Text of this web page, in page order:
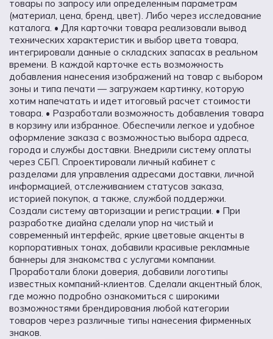
товары по запросу или определенным параметрам
(материал, цена, бренд, цвет). Либо через исследование
каталога. • Для карточки товара реализовали вывод
технических характеристик и выбор цвета товара,
интегрировали данные о складских запасах в реальном
времени. В каждой карточке есть возможность
добавления нанесения изображений на товар с выбором
зоны и типа печати — загружаем картинку, которую
хотим напечатать и идет итоговый расчет стоимости
товара. • Разработали возможность добавления товара
в корзину или избранное. Обеспечили легкое и удобное
оформление заказа с возможностью выбора адреса,
города и службы доставки. Внедрили систему оплаты
через СБП. Спроектировали личный кабинет с
разделами для управления адресами доставки, личной
информацией, отслеживанием статусов заказа,
историей покупок, а также, службой поддержки.
Создали систему авторизации и регистрации. • При
разработке диайна сделали упор на чистый и
современный интерфейс, яркие цветовые акценты в
корпоративных тонах, добавили красивые рекламные
баннеры для знакомства с услугами компании.
Проработали блоки доверия, добавили логотипы
известных компаний-клиентов. Сделали акцентный блок,
где можно подробно ознакомиться с широкими
возможностями брендирования любой категории
товаров через различные типы нанесения фирменных
знаков.